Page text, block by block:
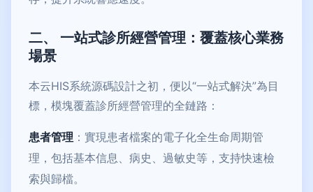
二、 一站式診所經營管理：覆蓋核心業務
場景
本云HIS系統源碼設計之初，便以“一站式解決”為目
標，模塊覆蓋診所經營管理的全鏈路：
患者管理 ：實現患者檔案的電子化全生命周期管
理，包括基本信息、病史、過敏史等，支持快速檢
索與歸檔。